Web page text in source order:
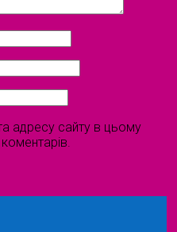
адресу сайту в цьому